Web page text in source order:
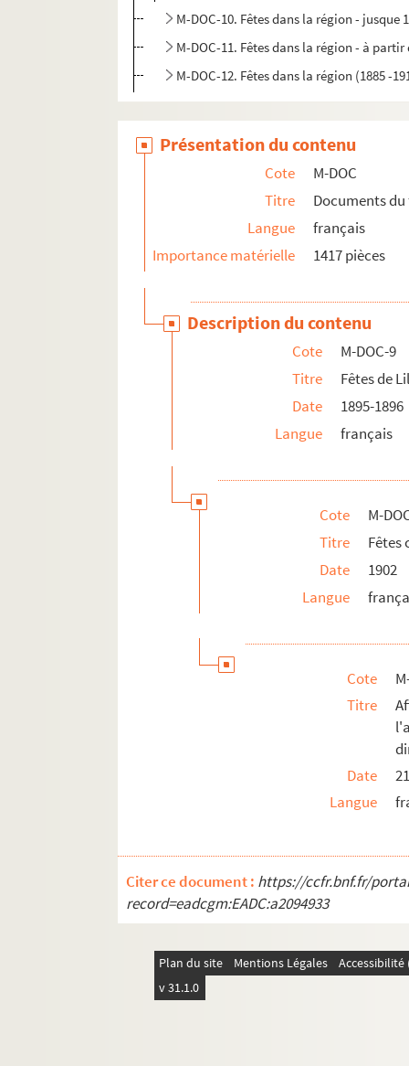
M-DOC-10. Fêtes dans la région - jusque
M-DOC-11. Fêtes dans la région - à partir
M-DOC-12. Fêtes dans la région (1885 -
Présentation du contenu
Cote
M-DOC
Titre
Documents
Langue
français
Importance matérielle
1417 pièces
Description du contenu
Cote
M-DOC-9
Titre
Fêtes de
Date
1895-1896
Langue
français
Cote
M-
Titre
Fêtes
Date
1902
Langue
Cote
Titre
Date
Langue
Citer ce document : https://ccfr.bnf.fr/
record=eadcgm:EADC:a2094933
Plan du site Mentions Légales
v 31.1.0